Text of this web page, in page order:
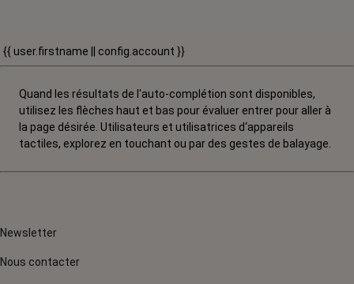
{{ user.firstname || config.account }}
Quand les résultats de l'auto-complétion sont disponibles,
utilisez les flèches haut et bas pour évaluer entrer pour aller à
la page désirée. Utilisateurs et utilisatrices d‘appareils
tactiles, explorez en touchant ou par des gestes de balayage.
Newsletter
Nous contacter